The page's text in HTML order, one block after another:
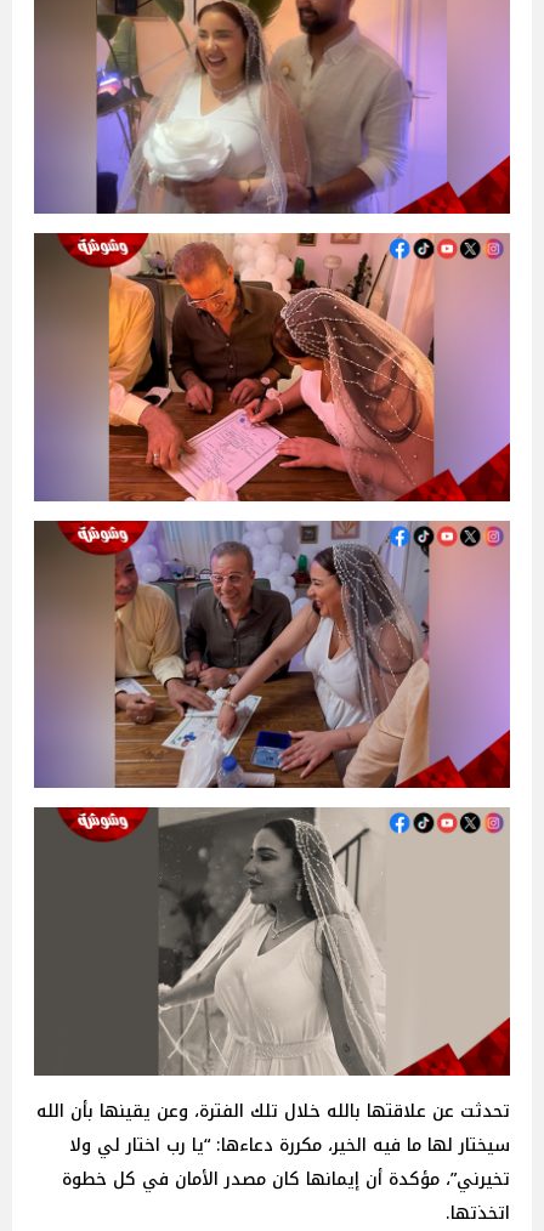
تحدثت عن علاقتها بالله خلال تلك الفترة، وعن يقينها بأن الله
سيختار لها ما فيه الخير، مكررة دعاءها: “يا رب اختار لي ولا
تخيرني”، مؤكدة أن إيمانها كان مصدر الأمان في كل خطوة
اتخذتها.